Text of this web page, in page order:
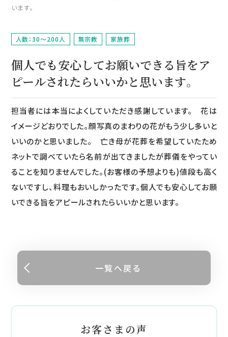
います。
人数：30～200人 無宗教 家族葬
個人でも安心してお願いできる旨をア
ピールされたらいいかと思います。
担当者には本当によくしていただき感謝しています。 花は
イメージどおりでした。顔写真のまわりの花がもう少し多いと
いいのかと思いました。 亡き母が花葬を希望していたため
ネットで調べていたら名前が出てきましたが葬儀をやってい
ることを知りませんでした。(お客様の予想よりも)値段も高く
ないですし、料理もおいしかったです。個人でも安心してお願
いできる旨をアピールされたらいいかと思います。
一覧へ戻る
お客さまの声